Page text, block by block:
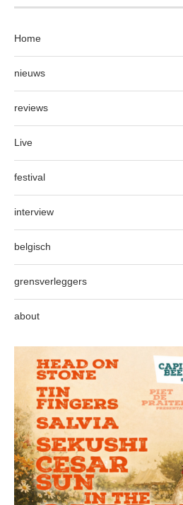
Home
nieuws
reviews
Live
festival
interview
belgisch
grensverleggers
about